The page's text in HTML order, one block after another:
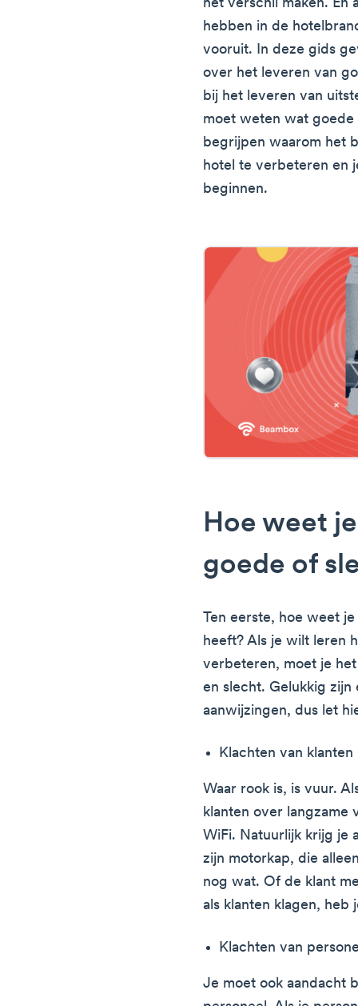
het verschil maken. En
hebben in de
vooruit. In deze gids
over het leveren van
bij het leveren van
moet weten wat
begrijpen waarom het
hotel te verbeteren en
beginnen.
Hoe weet
goede of
Ten eerste, hoe weet
heeft? Als je wilt leren
verbeteren, moet je
en slecht. Gelukkig zijn
aanwijzingen, dus let
Klachten van klanten
Waar rook is, is vuur.
klanten over langzame
WiFi. Natuurlijk krijg je
zijn motorkap, die
nog wat. Of de klant
als klanten klagen, heb
Klachten van
Je moet ook aandacht